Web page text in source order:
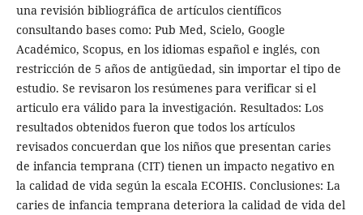
una revisión bibliográfica de artículos científicos
consultando bases como: Pub Med, Scielo, Google
Académico, Scopus, en los idiomas español e inglés, con
restricción de 5 años de antigüedad, sin importar el tipo de
estudio. Se revisaron los resúmenes para verificar si el
articulo era válido para la investigación. Resultados: Los
resultados obtenidos fueron que todos los artículos
revisados concuerdan que los niños que presentan caries
de infancia temprana (CIT) tienen un impacto negativo en
la calidad de vida según la escala ECOHIS. Conclusiones: La
caries de infancia temprana deteriora la calidad de vida del